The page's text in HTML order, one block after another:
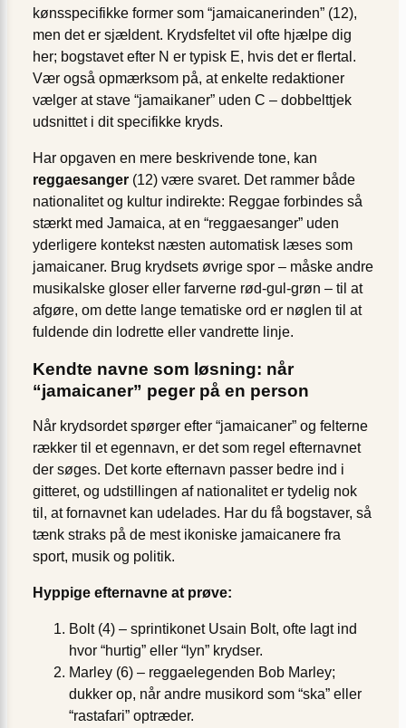
kønsspecifikke former som “jamaicanerinden” (12),
men det er sjældent. Krydsfeltet vil ofte hjælpe dig
her; bogstavet efter N er typisk E, hvis det er flertal.
Vær også opmærksom på, at enkelte redaktioner
vælger at stave “jamaikaner” uden C – dobbelttjek
udsnittet i dit specifikke kryds.
Har opgaven en mere beskrivende tone, kan
reggaesanger (12) være svaret. Det rammer både
nationalitet og kultur indirekte: Reggae forbindes så
stærkt med Jamaica, at en “reggaesanger” uden
yderligere kontekst næsten automatisk læses som
jamaicaner. Brug krydsets øvrige spor – måske andre
musikalske gloser eller farverne rød-gul-grøn – til at
afgøre, om dette lange tematiske ord er nøglen til at
fuldende din lodrette eller vandrette linje.
Kendte navne som løsning: når
“jamaicaner” peger på en person
Når krydsordet spørger efter “jamaicaner” og felterne
rækker til et egennavn, er det som regel efternavnet
der søges. Det korte efternavn passer bedre ind i
gitteret, og udstillingen af nationalitet er tydelig nok
til, at fornavnet kan udelades. Har du få bogstaver, så
tænk straks på de mest ikoniske jamaicanere fra
sport, musik og politik.
Hyppige efternavne at prøve:
Bolt (4) – sprintikonet Usain Bolt, ofte lagt ind
hvor “hurtig” eller “lyn” krydser.
Marley (6) – reggaelegenden Bob Marley;
dukker op, når andre musikord som “ska” eller
“rastafari” optræder.